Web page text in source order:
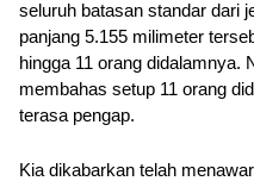
seluruh batasan standar dari
panjang 5.155 milimeter
hingga 11 orang didalamnya.
membahas setup 11 orang
terasa pengap.
Kia dikabarkan telah